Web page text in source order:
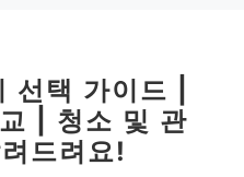
선택 가이드 |
| 청소 및 관
드려요!